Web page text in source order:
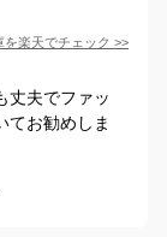
を楽天でチェック >>
丈夫でファッ
てお勧めしま